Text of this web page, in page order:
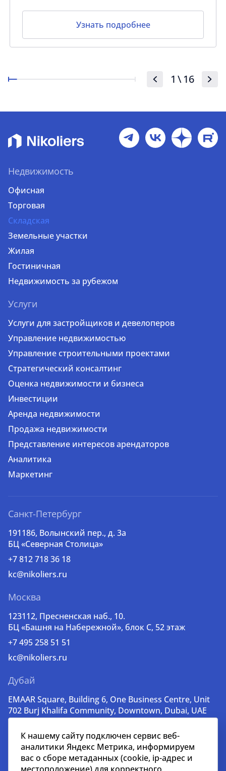
Узнать подробнее
1 \16
Недвижимость
Офисная
Торговая
Складская
Земельные участки
Жилая
Гостиничная
Недвижимость за рубежом
Услуги
Услуги для застройщиков и девелоперов
Управление недвижимостью
Управление строительными проектами
Стратегический консалтинг
Оценка недвижимости и бизнеса
Инвестиции
Аренда недвижимости
Продажа недвижимости
Представление интересов арендаторов
Аналитика
Маркетинг
Санкт-Петербург
191186, Волынский пер., д. 3a
БЦ «Северная Столица»
+7 812 718 36 18
kc@nikoliers.ru
Москва
123112, Пресненская наб., 10.
БЦ «Башня на Набережной», блок С, 52 этаж
+7 495 258 51 51
kc@nikoliers.ru
Дубай
EMAAR Square, Building 6, One Business Centre, Unit
702 Burj Khalifa Community, Downtown, Dubai, UAE
lead@nikoliers-global.com
К нашему сайту подключен сервис веб-
аналитики Яндекс Метрика, информируем
вас о сборе метаданных (cookie, ip-адрес и